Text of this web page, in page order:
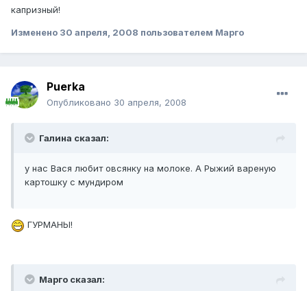
капризный!
Изменено 30 апреля, 2008 пользователем Марго
Puerka
Опубликовано 30 апреля, 2008
Галина сказал:
у нас Вася любит овсянку на молоке. А Рыжий вареную
картошку с мундиром
ГУРМАНЫ!
Марго сказал: